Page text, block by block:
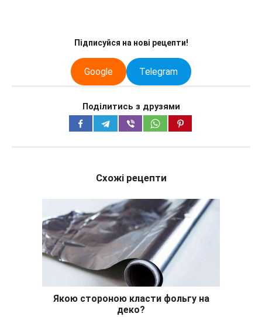
Підписуйся на нові рецепти!
Google Telegram
Поділитись з друзями
Схожі рецепти
Якою стороною класти фольгу на
деко?